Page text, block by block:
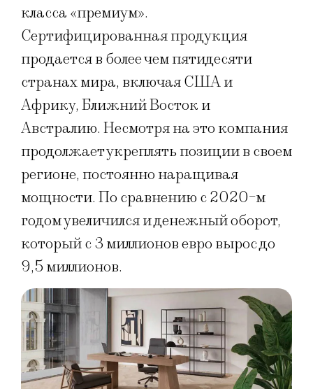
класса «премиум».
Сертифицированная продукция
продается в более чем пятидесяти
странах мира, включая США и
Африку, Ближний Восток и
Австралию. Несмотря на это компания
продолжает укреплять позиции в своем
регионе, постоянно наращивая
мощности. По сравнению с 2020-м
годом увеличился и денежный оборот,
который с 3 миллионов евро вырос до
9,5 миллионов.